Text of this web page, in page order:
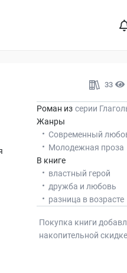
33
Роман из серии
Жанры
Современный
Молодежная проза
В книге
властный герой
дружба и любовь
разница в возрасте
Покупка книги
накопительной